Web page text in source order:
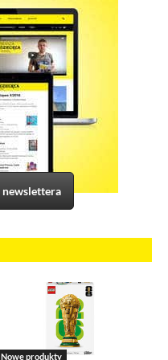
newslettera
Nowe produkty
i nie masz
Są to pliki cookies, dzięki
m.in. formularze
do konta użytkownika
Ponadto, w plikach
informacja o dokonanych
narzędzia
i analizę
użytkowników na naszej
stronie, które mogą być
budowaniu Twojego
kampanii
Google Ads.
wyłączyć narzędzia